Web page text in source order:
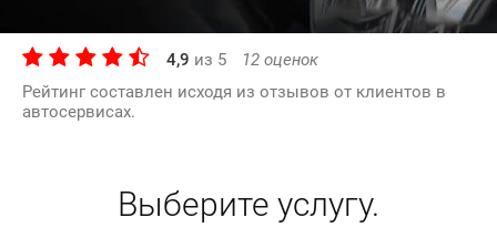
4,9 из 5 12 оценок
Рейтинг составлен исходя из отзывов от клиентов в
автосервисах.
Выберите услугу.